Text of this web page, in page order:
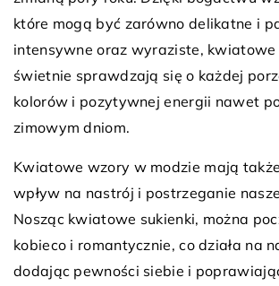
które mogą być zarówno delikatne i
intensywne oraz wyraziste,
świetnie sprawdzają się o każdej
kolorów i pozytywnej energii nawet
zimowym dniom.
Kwiatowe wzory w modzie mają
wpływ na nastrój i postrzeganie
Nosząc kwiatowe sukienki, można
kobieco i romantycznie, co działa na
dodając pewności siebie i